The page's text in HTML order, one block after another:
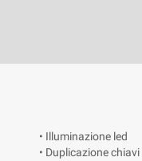
• Illuminazione led
• Duplicazione chiavi